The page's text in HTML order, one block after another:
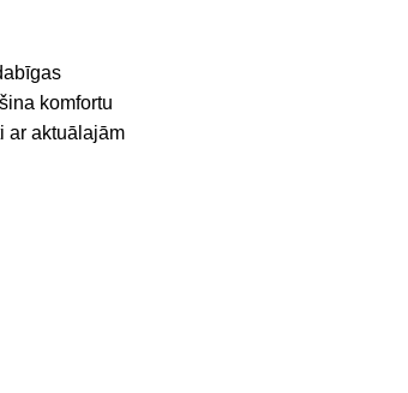
komfortu
ar aktuālajām